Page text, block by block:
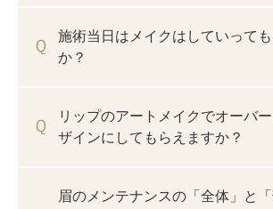
施術当日はメイクはしていって
か？
リップのアートメイクでオーバ
ザインにしてもらえますか？
眉のメンテナンスの「全体」と